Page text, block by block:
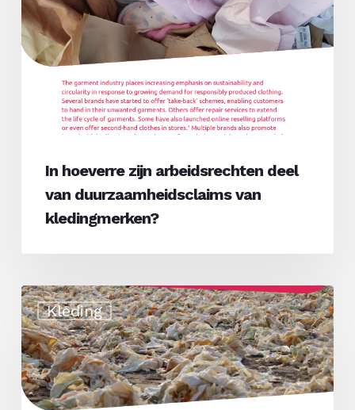
deel
van
duurzaamheidsclaims
kledingmerken?
In hoeverre zijn arbeidsrechten deel
van duurzaamheidsclaims van
kledingmerken?
Kleding
Textiel
recycling
verder
onder
de
loep